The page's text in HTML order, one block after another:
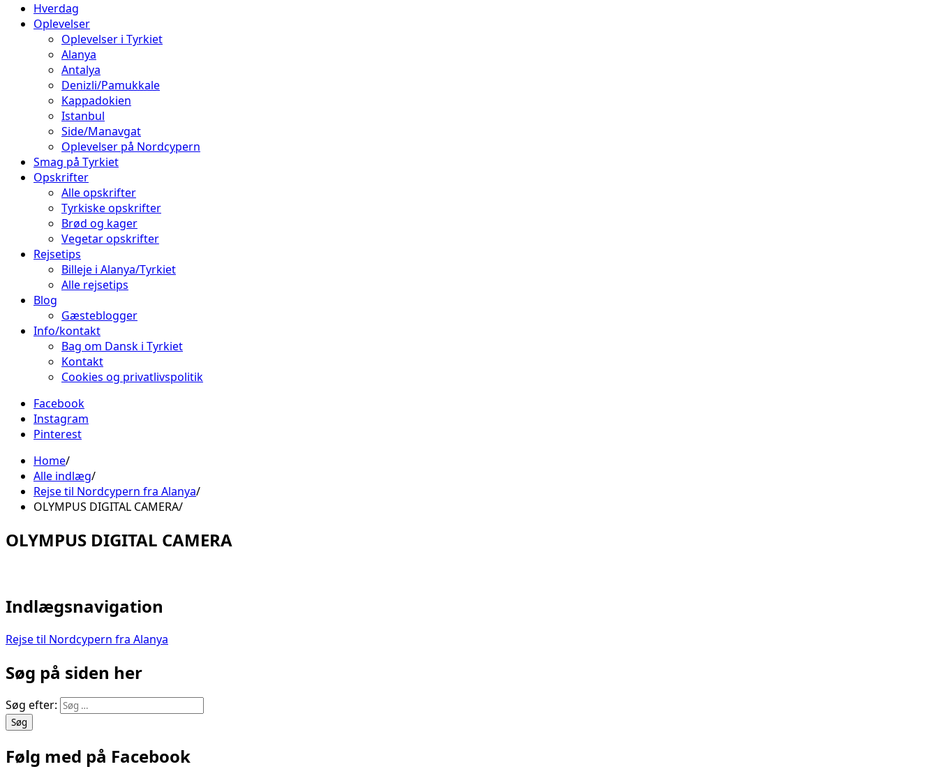
Hverdag
Oplevelser
Oplevelser i Tyrkiet
Alanya
Antalya
Denizli/Pamukkale
Kappadokien
Istanbul
Side/Manavgat
Oplevelser på Nordcypern
Smag på Tyrkiet
Opskrifter
Alle opskrifter
Tyrkiske opskrifter
Brød og kager
Vegetar opskrifter
Rejsetips
Billeje i Alanya/Tyrkiet
Alle rejsetips
Blog
Gæsteblogger
Info/kontakt
Bag om Dansk i Tyrkiet
Kontakt
Cookies og privatlivspolitik
Facebook
Instagram
Pinterest
Home
Alle indlæg
Rejse til Nordcypern fra Alanya
OLYMPUS DIGITAL CAMERA
OLYMPUS DIGITAL CAMERA
Indlægsnavigation
Rejse til Nordcypern fra Alanya
Søg på siden her
Søg efter:
Følg med på Facebook